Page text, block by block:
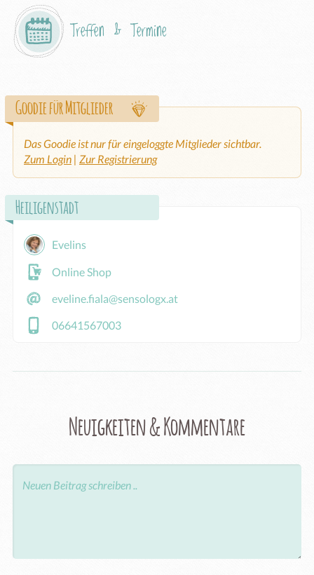
Treffen & Termine
Goodie für Mitglieder
Das Goodie ist nur für eingeloggte Mitglieder sichtbar.
Zum Login | Zur Registrierung
Heiligenstadt
Evelins
Online Shop
eveline.fiala@sensologx.at
06641567003
Neuigkeiten & Kommentare